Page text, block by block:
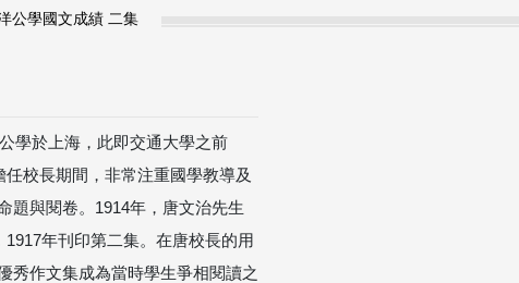
公學國文成績 二集
學於上海，此即交通大學之前
校長期間，非常注重國學教導及
題與閱卷。1914年，唐文治先生
年刊印第二集。在唐校長的用
秀作文集成為當時學生爭相閱讀之